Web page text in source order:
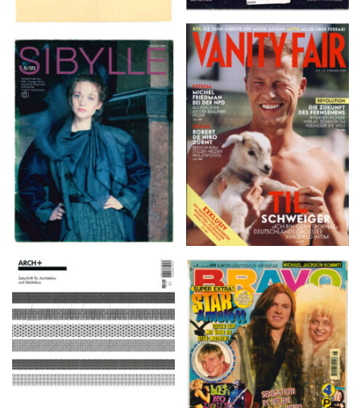
VANITY FAIR – Nr. 7 –
8. Februar 2007
SIBYLLE 6/89
ARCH+ Nr. 226, Herbst
2016
BRAVO – Nr. 8, 13. Febr.
1997